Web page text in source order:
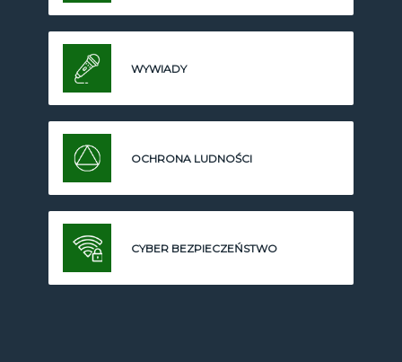
WYWIADY
OCHRONA LUDNOŚCI
CYBER BEZPIECZEŃSTWO